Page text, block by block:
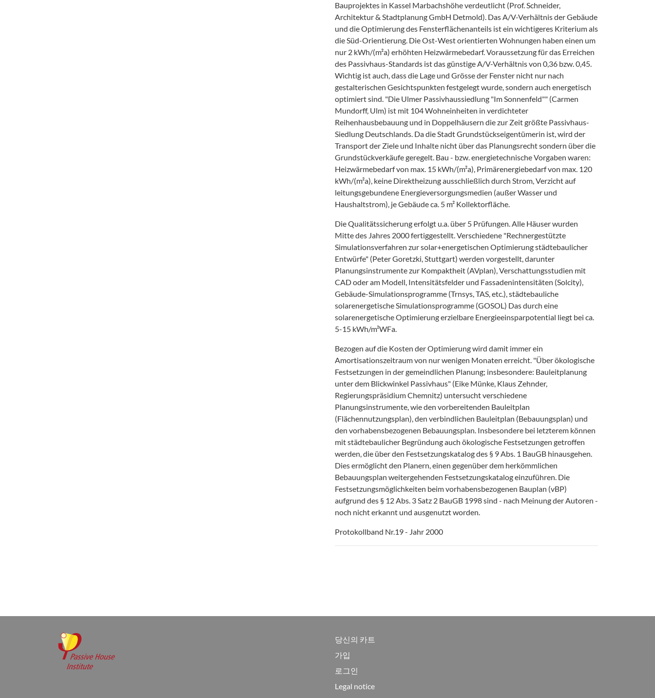
Bauprojektes in Kassel Marbachshöhe verdeutlicht (Prof. Schneider,
Architektur & Stadtplanung GmbH Detmold). Das A/V-Verhältnis der Gebäude
und die Optimierung des Fensterflächenanteils ist ein wichtigeres Kriterium als
die Süd-Orientierung. Die Ost-West orientierten Wohnungen haben einen um
nur 2 kWh/(m²a) erhöhten Heizwärmebedarf. Voraussetzung für das Erreichen
des Passivhaus-Standards ist das günstige A/V-Verhältnis von 0,36 bzw. 0,45.
Wichtig ist auch, dass die Lage und Grösse der Fenster nicht nur nach
gestalterischen Gesichtspunkten festgelegt wurde, sondern auch energetisch
optimiert sind. "Die Ulmer Passivhaussiedlung "Im Sonnenfeld"" (Carmen
Mundorff, Ulm) ist mit 104 Wohneinheiten in verdichteter
Reihenhausbebauung und in Doppelhäusern die zur Zeit größte Passivhaus-
Siedlung Deutschlands. Da die Stadt Grundstückseigentümerin ist, wird der
Transport der Ziele und Inhalte nicht über das Planungsrecht sondern über die
Grundstückverkäufe geregelt. Bau - bzw. energietechnische Vorgaben waren:
Heizwärmebedarf von max. 15 kWh/(m²a), Primärenergiebedarf von max. 120
kWh/(m²a), keine Direktheizung ausschließlich durch Strom, Verzicht auf
leitungsgebundene Energieversorgungsmedien (außer Wasser und
Haushaltstrom), je Gebäude ca. 5 m² Kollektorfläche.
Die Qualitätssicherung erfolgt u.a. über 5 Prüfungen. Alle Häuser wurden
Mitte des Jahres 2000 fertiggestellt. Verschiedene "Rechnergestützte
Simulationsverfahren zur solar+energetischen Optimierung städtebaulicher
Entwürfe" (Peter Goretzki, Stuttgart) werden vorgestellt, darunter
Planungsinstrumente zur Kompaktheit (AVplan), Verschattungsstudien mit
CAD oder am Modell, Intensitätsfelder und Fassadenintensitäten (Solcity),
Gebäude-Simulationsprogramme (Trnsys, TAS, etc.), städtebauliche
solarenergetische Simulationsprogramme (GOSOL) Das durch eine
solarenergetische Optimierung erzielbare Energieeinsparpotential liegt bei ca.
5-15 kWh/m²WFa.
Bezogen auf die Kosten der Optimierung wird damit immer ein
Amortisationszeitraum von nur wenigen Monaten erreicht. "Über ökologische
Festsetzungen in der gemeindlichen Planung; insbesondere: Bauleitplanung
unter dem Blickwinkel Passivhaus" (Eike Münke, Klaus Zehnder,
Regierungspräsidium Chemnitz) untersucht verschiedene
Planungsinstrumente, wie den vorbereitenden Bauleitplan
(Flächennutzungsplan), den verbindlichen Bauleitplan (Bebauungsplan) und
den vorhabensbezogenen Bebauungsplan. Insbesondere bei letzterem können
mit städtebaulicher Begründung auch ökologische Festsetzungen getroffen
werden, die über den Festsetzungskatalog des § 9 Abs. 1 BauGB hinausgehen.
Dies ermöglicht den Planern, einen gegenüber dem herkömmlichen
Bebauungsplan weitergehenden Festsetzungskatalog einzuführen. Die
Festsetzungsmöglichkeiten beim vorhabensbezogenen Bauplan (vBP)
aufgrund des § 12 Abs. 3 Satz 2 BauGB 1998 sind - nach Meinung der Autoren -
noch nicht erkannt und ausgenutzt worden.
Protokollband Nr.19 - Jahr 2000
당신의 카트
가입
로그인
Legal notice